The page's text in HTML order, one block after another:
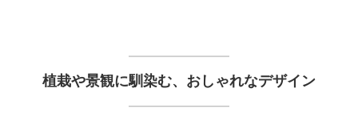
植栽や景観に馴染む、おしゃれなデザイン